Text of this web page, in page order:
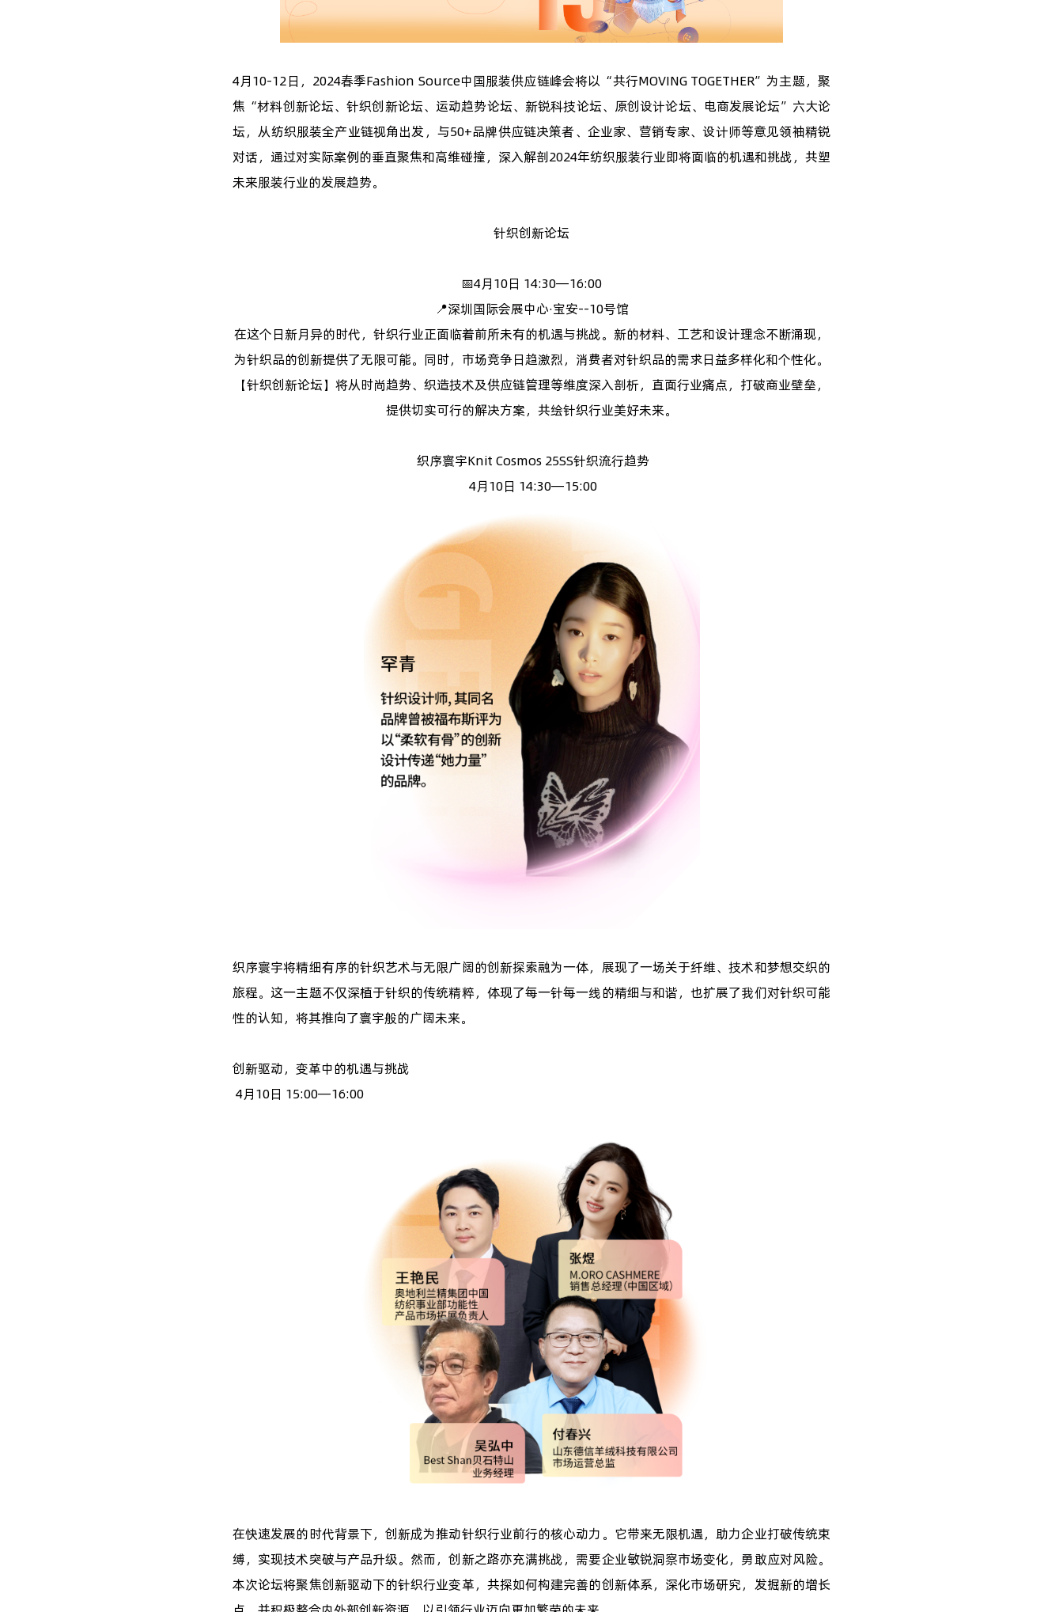
4月10-12日，2024春季Fashion Source中国服装供应链峰会将以“共行MOVING TOGETHER”为主题，聚
焦“材料创新论坛、针织创新论坛、运动趋势论坛、新锐科技论坛、原创设计论坛、电商发展论坛”六大论
坛，从纺织服装全产业链视角出发，与50+品牌供应链决策者、企业家、营销专家、设计师等意见领袖精锐
对话，通过对实际案例的垂直聚焦和高维碰撞，深入解剖2024年纺织服装行业即将面临的机遇和挑战，共塑
未来服装行业的发展趋势。
针织创新论坛
📅4月10日 14:30—16:00
📍深圳国际会展中心·宝安--10号馆
在这个日新月异的时代，针织行业正面临着前所未有的机遇与挑战。新的材料、工艺和设计理念不断涌现，
为针织品的创新提供了无限可能。同时，市场竞争日趋激烈，消费者对针织品的需求日益多样化和个性化。
【针织创新论坛】将从时尚趋势、织造技术及供应链管理等维度深入剖析，直面行业痛点，打破商业壁垒，
提供切实可行的解决方案，共绘针织行业美好未来。
织序寰宇Knit Cosmos 25SS针织流行趋势
4月10日 14:30—15:00
织序寰宇将精细有序的针织艺术与无限广阔的创新探索融为一体，展现了一场关于纤维、技术和梦想交织的
旅程。这一主题不仅深植于针织的传统精粹，体现了每一针每一线的精细与和谐，也扩展了我们对针织可能
性的认知，将其推向了寰宇般的广阔未来。
创新驱动，变革中的机遇与挑战
4月10日 15:00—16:00
在快速发展的时代背景下，创新成为推动针织行业前行的核心动力。它带来无限机遇，助力企业打破传统束
缚，实现技术突破与产品升级。然而，创新之路亦充满挑战，需要企业敏锐洞察市场变化，勇敢应对风险。
本次论坛将聚焦创新驱动下的针织行业变革，共探如何构建完善的创新体系，深化市场研究，发掘新的增长